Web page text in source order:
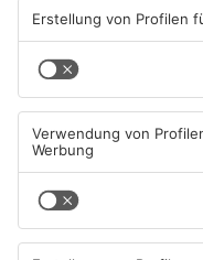
Großbaustelle auf A3
zwischen Hösbach und